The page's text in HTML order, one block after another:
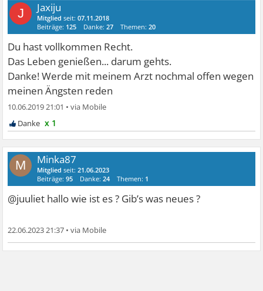
J Jaxiju
Mitglied seit:07.11.2018
Beiträge: 125 Danke:27 Themen:20
Du hast vollkommen Recht.
Das Leben genießen... darum gehts.
Danke! Werde mit meinem Arzt nochmal offen wegen
meinen Ängsten reden
10.06.2019 21:01 •
x 1
M Minka87
Mitglied seit:21.06.2023
Beiträge:95 Danke:24 Themen: 1
@juuliet hallo wie ist es ? Gib’s was neues ?
22.06.2023 21:37 •